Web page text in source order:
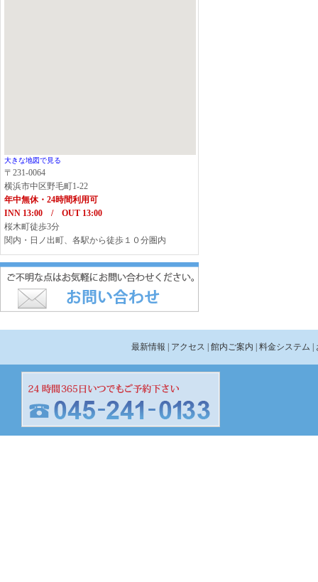
大きな地図で見る
〒231-0064
横浜市中区野毛町1-22
年中無休・24時間利用可
INN 13:00 / OUT 13:00
桜木町徒歩3分
関内・日ノ出町、各駅から徒歩１０分圏内
最新情報 | アクセス | 館内ご案内 | 料金システム